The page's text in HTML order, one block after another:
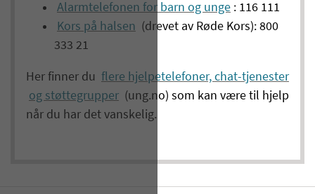
Alarmtelefonen for barn og unge : 116 111
Kors på halsen (drevet av Røde Kors): 800
333 21
Her finner du flere hjelpetelefoner, chat-tjenester
og støttegrupper (ung.no) som kan være til hjelp
når du har det vanskelig.